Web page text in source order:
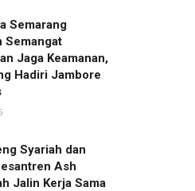
Semarang
Semangat
Jaga Keamanan,
Hadiri Jambore
Syariah dan
Ash
Jalin Kerja Sama